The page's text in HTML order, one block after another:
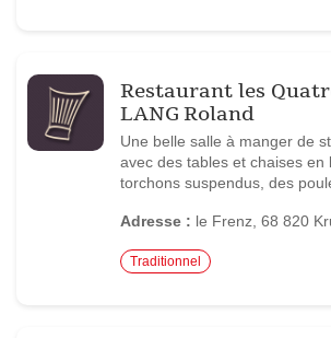
Restaurant les
LANG Roland
Une belle salle à manger de
avec des tables et chaises en
torchons suspendus, des
Adresse : le Frenz, 68 820
Traditionnel